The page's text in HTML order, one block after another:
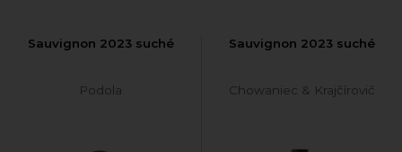
Sauvignon 2023 suché
Podola
Sauvignon 2023 suché
Chowaniec & Krajčírovič